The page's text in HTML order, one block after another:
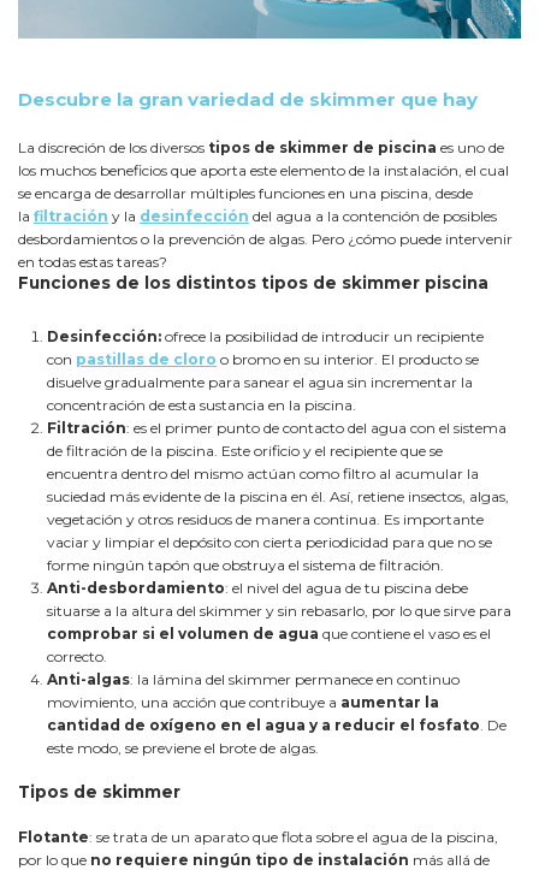
Descubre la gran variedad de skimmer que hay
La discreción de los diversos tipos de skimmer de piscina es uno de
los muchos beneficios que aporta este elemento de la instalación, el cual
se encarga de desarrollar múltiples funciones en una piscina, desde
la filtración y la desinfección del agua a la contención de posibles
desbordamientos o la prevención de algas. Pero ¿cómo puede intervenir
en todas estas tareas?
Funciones de los distintos tipos de skimmer piscina
Desinfección: ofrece la posibilidad de introducir un recipiente
con pastillas de cloro o bromo en su interior. El producto se
disuelve gradualmente para sanear el agua sin incrementar la
concentración de esta sustancia en la piscina.
Filtración: es el primer punto de contacto del agua con el sistema
de filtración de la piscina. Este orificio y el recipiente que se
encuentra dentro del mismo actúan como filtro al acumular la
suciedad más evidente de la piscina en él. Así, retiene insectos, algas,
vegetación y otros residuos de manera continua. Es importante
vaciar y limpiar el depósito con cierta periodicidad para que no se
forme ningún tapón que obstruya el sistema de filtración.
Anti-desbordamiento: el nivel del agua de tu piscina debe
situarse a la altura del skimmer y sin rebasarlo, por lo que sirve para
comprobar si el volumen de agua que contiene el vaso es el
correcto.
Anti-algas: la lámina del skimmer permanece en continuo
movimiento, una acción que contribuye a aumentar la
cantidad de oxígeno en el agua y a reducir el fosfato . De
este modo, se previene el brote de algas.
Tipos de skimmer
Flotante: se trata de un aparato que flota sobre el agua de la piscina,
por lo que no requiere ningún tipo de instalación más allá de